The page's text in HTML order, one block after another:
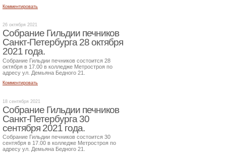
Комментировать
26 октября 2021
Собрание Гильдии печников
Санкт-Петербурга 28 октября
2021 года.
Собрание Гильдии печников состоится 28
октября в 17.00 в колледже Метростроя по
адресу ул. Демьяна Бедного 21.
Комментировать
18 сентября 2021
Собрание Гильдии печников
Санкт-Петербурга 30
сентября 2021 года.
Собрание Гильдии печников состоится 30
сентября в 17.00 в колледже Метростроя по
адресу ул. Демьяна Бедного 21.